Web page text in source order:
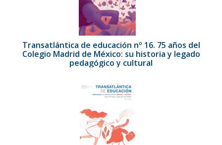
Transatlántica de educación nº 16. 75 años del
Colegio Madrid de México: su historia y legado
pedagógico y cultural